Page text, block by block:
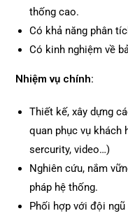
thống cao.
Có khả năng phân
Có kinh nghiệm về
Nhiệm vụ chính:
Thiết kế, xây dựng
quan phục vụ khách
sercurity, video…)
Nghiên cứu, nắm
pháp hệ thống.
Phối hợp với đội